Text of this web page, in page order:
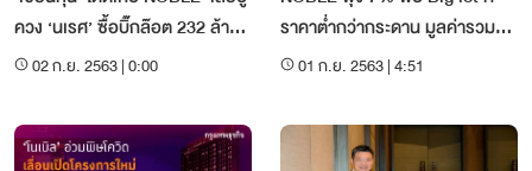
ควง ‘นเรศ’ ซื้อบิ๊กล๊อต 232 ล้าน
บาท ดันหุ้นพุ่ง 8.33%
02 ก.ย. 2563 | 0:00
ราคาต่ำกว่ากระดาน มูลค่ารวม
232 ล้านบาท
01 ก.ย. 2563 | 4:51